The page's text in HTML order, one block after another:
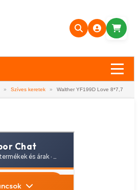
» Szíves keretek » Walther YF199D Love 8*7,7